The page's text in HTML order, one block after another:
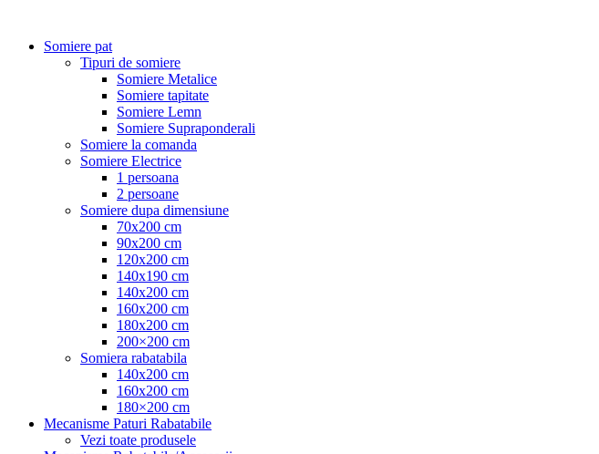
Somiere pat
Tipuri de somiere
Somiere Metalice
Somiere tapitate
Somiere Lemn
Somiere Supraponderali
Somiere la comanda
Somiere Electrice
1 persoana
2 persoane
Somiere dupa dimensiune
70x200 cm
90x200 cm
120x200 cm
140x190 cm
140x200 cm
160x200 cm
180x200 cm
200×200 cm
Somiera rabatabila
140x200 cm
160x200 cm
180×200 cm
Mecanisme Paturi Rabatabile
Vezi toate produsele